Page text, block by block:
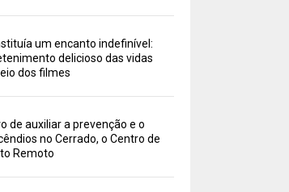
um encanto indefinível:
delicioso das vidas
dos filmes
de auxiliar a prevenção e o
no Cerrado, o Centro de
Remoto